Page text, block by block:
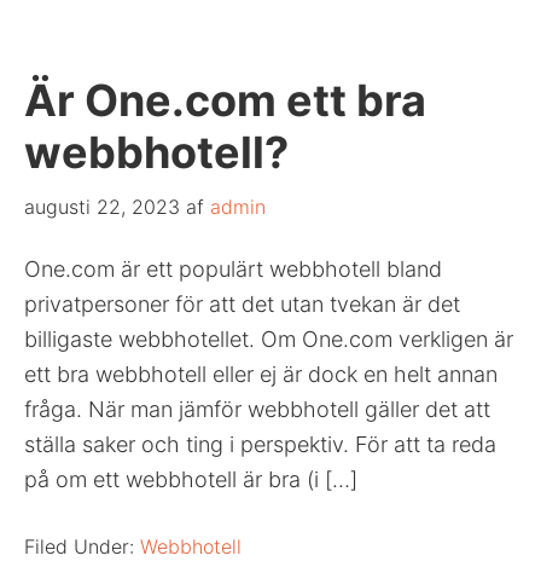
Är One.com ett bra
webbhotell?
augusti 22, 2023 af admin
One.com är ett populärt webbhotell bland
privatpersoner för att det utan tvekan är det
billigaste webbhotellet. Om One.com verkligen är
ett bra webbhotell eller ej är dock en helt annan
fråga. När man jämför webbhotell gäller det att
ställa saker och ting i perspektiv. För att ta reda
på om ett webbhotell är bra (i […]
Filed Under: Webbhotell